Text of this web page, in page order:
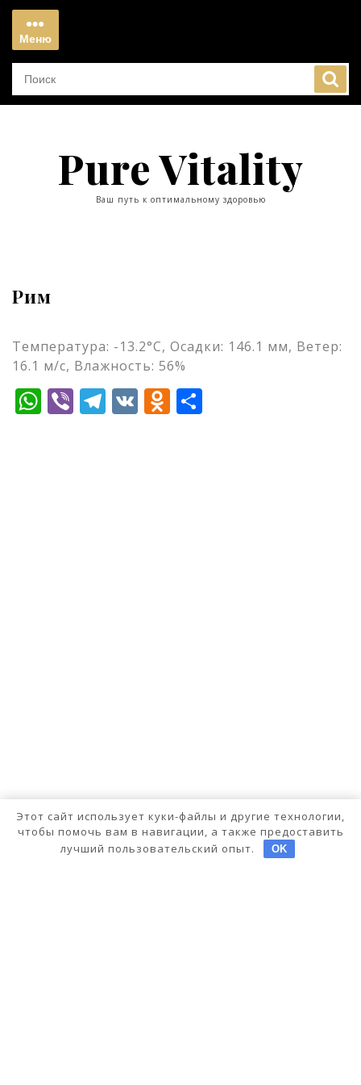
Перейти
содержимому
Меню
Меню
Pure Vitality
Ваш путь к оптимальному здоровью
Рим
Температура: -13.2°C, Осадки: 146.1 мм, Ветер:
16.1 м/с, Влажность: 56%
WhatsApp
ViberTelegram
VKOdnoklassniki
Этот сайт использует куки-файлы и другие технологии,
чтобы помочь вам в навигации, а также предоставить
лучший пользовательский опыт.
OK